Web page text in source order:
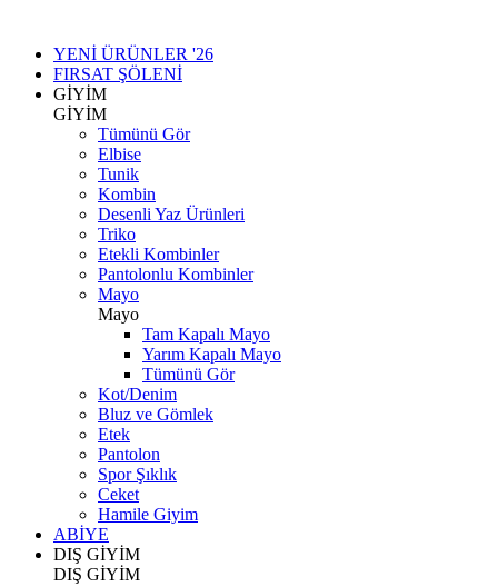
YENİ ÜRÜNLER '26
FIRSAT ŞÖLENİ
GİYİM
GİYİM
Tümünü Gör
Elbise
Tunik
Kombin
Desenli Yaz Ürünleri
Triko
Etekli Kombinler
Pantolonlu Kombinler
Mayo
Mayo
Tam Kapalı Mayo
Yarım Kapalı Mayo
Tümünü Gör
Kot/Denim
Bluz ve Gömlek
Etek
Pantolon
Spor Şıklık
Ceket
Hamile Giyim
ABİYE
DIŞ GİYİM
DIŞ GİYİM